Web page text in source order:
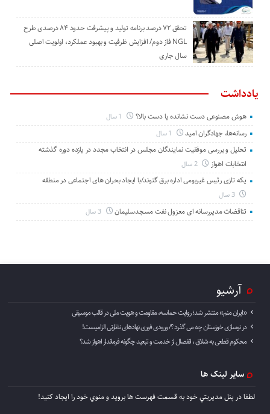
تحقق ۷۲ درصد برنامه تولید و پیشرفت حدود ۸۴ درصدی طرح
NGL فاز دوم/ افزایش ظرفیت و بهبود عملکرد، اولویت اصلی
سال جاری
یادداشت
هوش مصنوعی دست نشانده یا دست بالا؟
رسانه‌ها، جهادگران امید
تحلیل و بررسی موفقیت نمایندگان مجلس در انتخاب مجدد در یازده دوره گذشته
انتخابات اهواز
2 سال
یکه تازی رئیس غیربومی اداره برق گتوند/با ایجاد بحران های اجتماعی در منطقه
3 سال
تناقضات مدیررسانه ای معزول نفت مسجدسلیمان 3 سال
آرشیو
«ایران منم» منتشر شد؛ روایت حماسه، مقاومت و هویت ملی در قالب موسیقی
در نوسازی خوزستان چه می گذرد ؟/ ورودی فوری نهادهای نظارتی الزامیست!
محکوم قطعی به شلاق ، انفصال از خدمت و تبعید چگونه فرماندار اهواز شد؟
سایر لینک ها
لطفا در پنل مديريتي خود به قسمت فهرست ها برويد و منوي خود را ايجاد كنيد!